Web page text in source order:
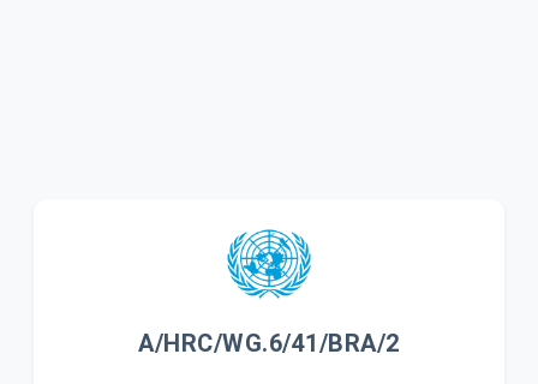
A/HRC/WG.6/41/BRA/2